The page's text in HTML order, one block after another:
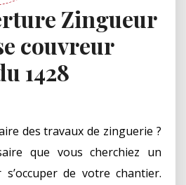
Zingueur
couvreur
1428
des travaux de zinguerie ?
que vous cherchiez un
de votre chantier.